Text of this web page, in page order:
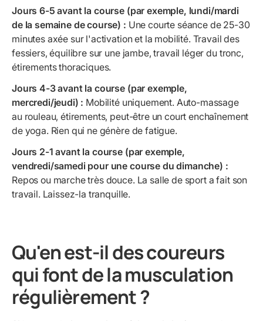
Jours 6-5 avant la course (par exemple, lundi/mardi
de la semaine de course) : Une courte séance de 25-30
minutes axée sur l'activation et la mobilité. Travail des
fessiers, équilibre sur une jambe, travail léger du tronc,
étirements thoraciques.
Jours 4-3 avant la course (par exemple,
mercredi/jeudi) : Mobilité uniquement. Auto-massage
au rouleau, étirements, peut-être un court enchaînement
de yoga. Rien qui ne génère de fatigue.
Jours 2-1 avant la course (par exemple,
vendredi/samedi pour une course du dimanche) :
Repos ou marche très douce. La salle de sport a fait son
travail. Laissez-la tranquille.
Qu'en est-il des coureurs
qui font de la musculation
régulièrement ?